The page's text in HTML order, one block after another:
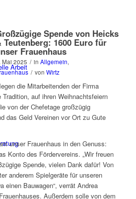
Arbeit
Spende von Heicks
Teutenberg: 1600 Euro für
Frauenhaus
Mai 2025 / in Allgemein,
/ von Wirtz
die Mitarbeitenden der Firma
auf ihren Weihnachtsfeiern
von der Chefetage großzügig
das Geld Vereinen vor Ort zu Gute
unser Frauenhaus in den Genuss:
Konto des Fördervereins. „Wir freuen
Spende, vielen Dank dafür! Von
anderem Spielgeräte für unseren
einen Bauwagen“, verrät Andrea
Außerdem solle von dem